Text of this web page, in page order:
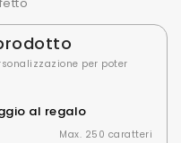
per poter
al regalo
Max. 250 caratteri